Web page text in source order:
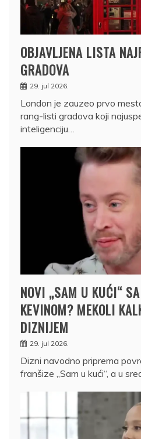
OBJAVLJENA LISTA
GRADOVA
29. jul 2026.
London je zauzeo prvo
rang-listi gradova koji
inteligenciju…
NOVI „SAM U KUĆI“
KEVINOM? MEKOLI
DIZNIJEM
29. jul 2026.
Dizni navodno priprema
franšize „Sam u kući“, a u